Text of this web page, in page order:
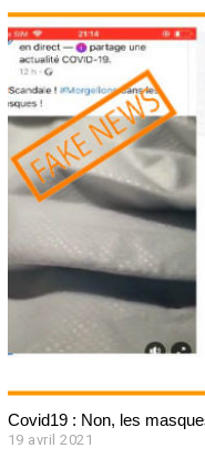
j
u
i
l
e
t
2
0
2
4
Covid19 : Non, les
19 avril 2021